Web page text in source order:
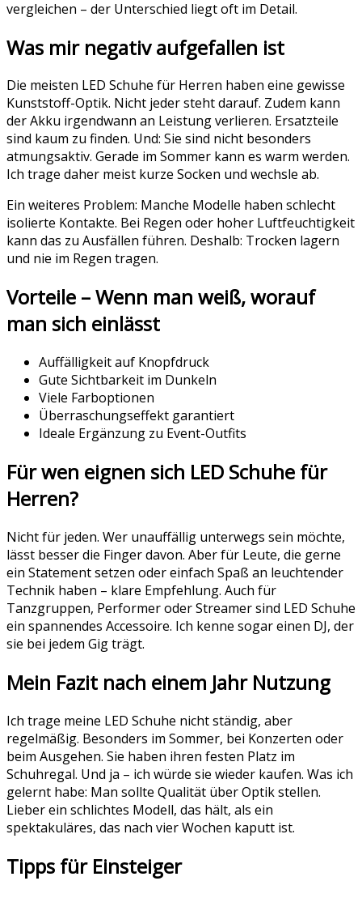
vergleichen – der Unterschied liegt oft im Detail.
Was mir negativ aufgefallen ist
Die meisten LED Schuhe für Herren haben eine gewisse
Kunststoff-Optik. Nicht jeder steht darauf. Zudem kann
der Akku irgendwann an Leistung verlieren. Ersatzteile
sind kaum zu finden. Und: Sie sind nicht besonders
atmungsaktiv. Gerade im Sommer kann es warm werden.
Ich trage daher meist kurze Socken und wechsle ab.
Ein weiteres Problem: Manche Modelle haben schlecht
isolierte Kontakte. Bei Regen oder hoher Luftfeuchtigkeit
kann das zu Ausfällen führen. Deshalb: Trocken lagern
und nie im Regen tragen.
Vorteile – Wenn man weiß, worauf
man sich einlässt
Auffälligkeit auf Knopfdruck
Gute Sichtbarkeit im Dunkeln
Viele Farboptionen
Überraschungseffekt garantiert
Ideale Ergänzung zu Event-Outfits
Für wen eignen sich LED Schuhe für
Herren?
Nicht für jeden. Wer unauffällig unterwegs sein möchte,
lässt besser die Finger davon. Aber für Leute, die gerne
ein Statement setzen oder einfach Spaß an leuchtender
Technik haben – klare Empfehlung. Auch für
Tanzgruppen, Performer oder Streamer sind LED Schuhe
ein spannendes Accessoire. Ich kenne sogar einen DJ, der
sie bei jedem Gig trägt.
Mein Fazit nach einem Jahr Nutzung
Ich trage meine LED Schuhe nicht ständig, aber
regelmäßig. Besonders im Sommer, bei Konzerten oder
beim Ausgehen. Sie haben ihren festen Platz im
Schuhregal. Und ja – ich würde sie wieder kaufen. Was ich
gelernt habe: Man sollte Qualität über Optik stellen.
Lieber ein schlichtes Modell, das hält, als ein
spektakuläres, das nach vier Wochen kaputt ist.
Tipps für Einsteiger